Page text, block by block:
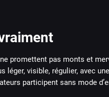
promettent pas monts et
léger, visible, régulier, avec
participent sans mode